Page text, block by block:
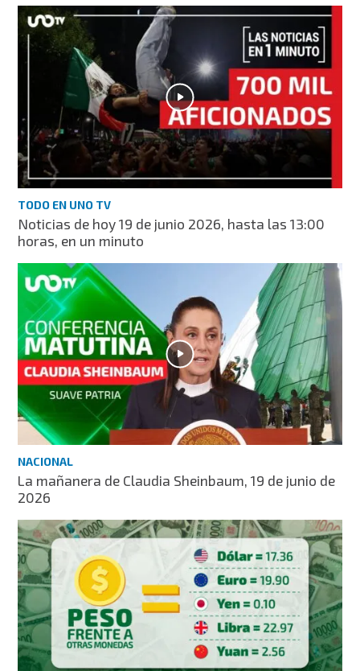
TODO EN UNO TV
Noticias de hoy 19 de junio 2026, hasta las 13:00
horas, en un minuto
NACIONAL
La mañanera de Claudia Sheinbaum, 19 de junio de
2026